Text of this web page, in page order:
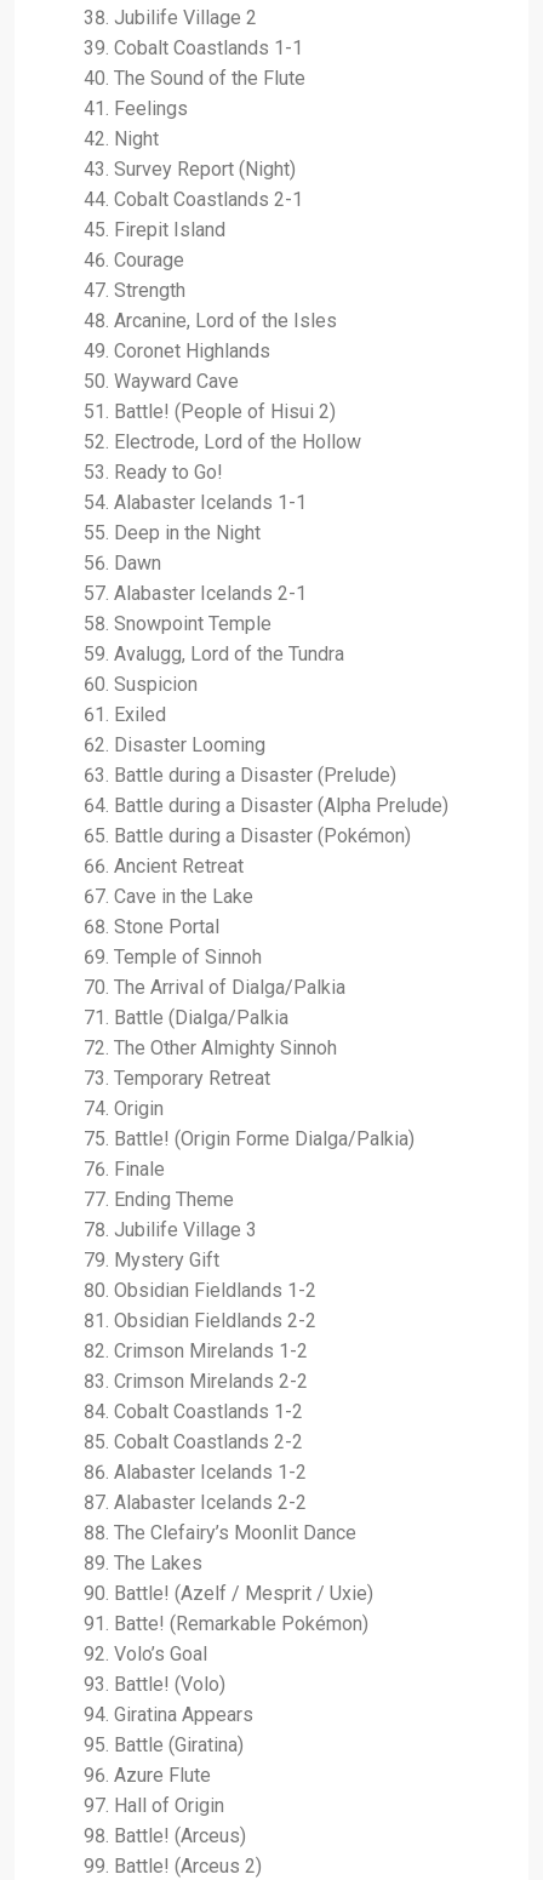
Jubilife Village 2
Cobalt Coastlands 1-1
The Sound of the Flute
Feelings
Night
Survey Report (Night)
Cobalt Coastlands 2-1
Firepit Island
Courage
Strength
Arcanine, Lord of the Isles
Coronet Highlands
Wayward Cave
Battle! (People of Hisui 2)
Electrode, Lord of the Hollow
Ready to Go!
Alabaster Icelands 1-1
Deep in the Night
Dawn
Alabaster Icelands 2-1
Snowpoint Temple
Avalugg, Lord of the Tundra
Suspicion
Exiled
Disaster Looming
Battle during a Disaster (Prelude)
Battle during a Disaster (Alpha Prelude)
Battle during a Disaster (Pokémon)
Ancient Retreat
Cave in the Lake
Stone Portal
Temple of Sinnoh
The Arrival of Dialga/Palkia
Battle (Dialga/Palkia
The Other Almighty Sinnoh
Temporary Retreat
Origin
Battle! (Origin Forme Dialga/Palkia)
Finale
Ending Theme
Jubilife Village 3
Mystery Gift
Obsidian Fieldlands 1-2
Obsidian Fieldlands 2-2
Crimson Mirelands 1-2
Crimson Mirelands 2-2
Cobalt Coastlands 1-2
Cobalt Coastlands 2-2
Alabaster Icelands 1-2
Alabaster Icelands 2-2
The Clefairy’s Moonlit Dance
The Lakes
Battle! (Azelf / Mesprit / Uxie)
Batte! (Remarkable Pokémon)
Volo’s Goal
Battle! (Volo)
Giratina Appears
Battle (Giratina)
Azure Flute
Hall of Origin
Battle! (Arceus)
Battle! (Arceus 2)